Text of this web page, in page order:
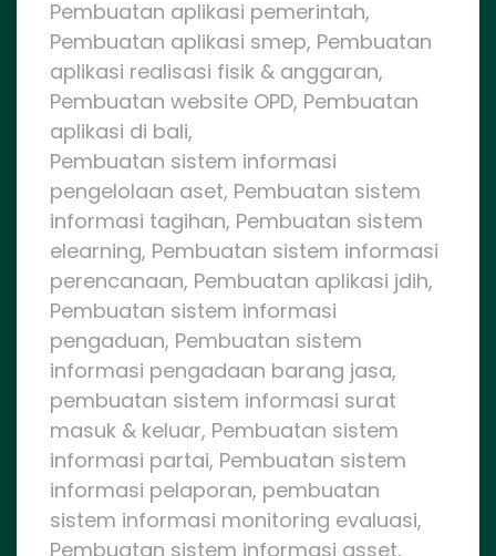
Pembuatan aplikasi pemerintah,
Pembuatan aplikasi smep, Pembuatan
aplikasi realisasi fisik & anggaran,
Pembuatan website OPD, Pembuatan
aplikasi di bali,
Pembuatan sistem informasi
pengelolaan aset, Pembuatan sistem
informasi tagihan, Pembuatan sistem
elearning, Pembuatan sistem informasi
perencanaan, Pembuatan aplikasi jdih,
Pembuatan sistem informasi
pengaduan, Pembuatan sistem
informasi pengadaan barang jasa,
pembuatan sistem informasi surat
masuk & keluar, Pembuatan sistem
informasi partai, Pembuatan sistem
informasi pelaporan, pembuatan
sistem informasi monitoring evaluasi,
Pembuatan sistem informasi asset,